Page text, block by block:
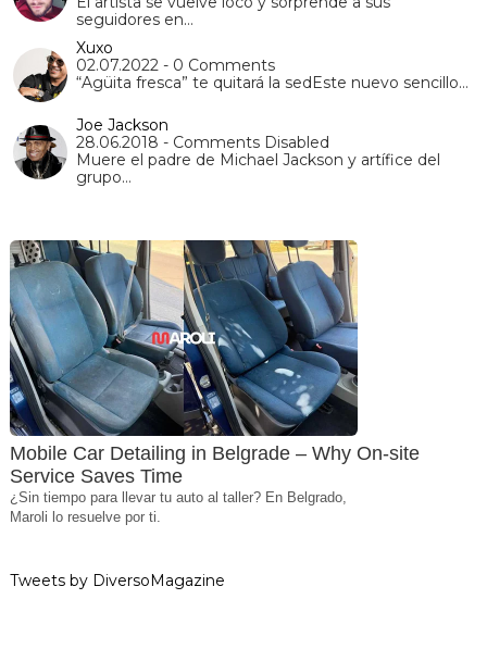
seguidores en…
Xuxo
02.07.2022 - 0 Comments
“Agüita fresca” te quitará la sedEste nuevo sencillo…
Joe Jackson
28.06.2018 - Comments Disabled
Muere el padre de Michael Jackson y artífice del
grupo…
Mobile Car Detailing in Belgrade – Why On-site
Service Saves Time
¿Sin tiempo para llevar tu auto al taller? En Belgrado,
Maroli lo resuelve por ti.
Tweets by DiversoMagazine